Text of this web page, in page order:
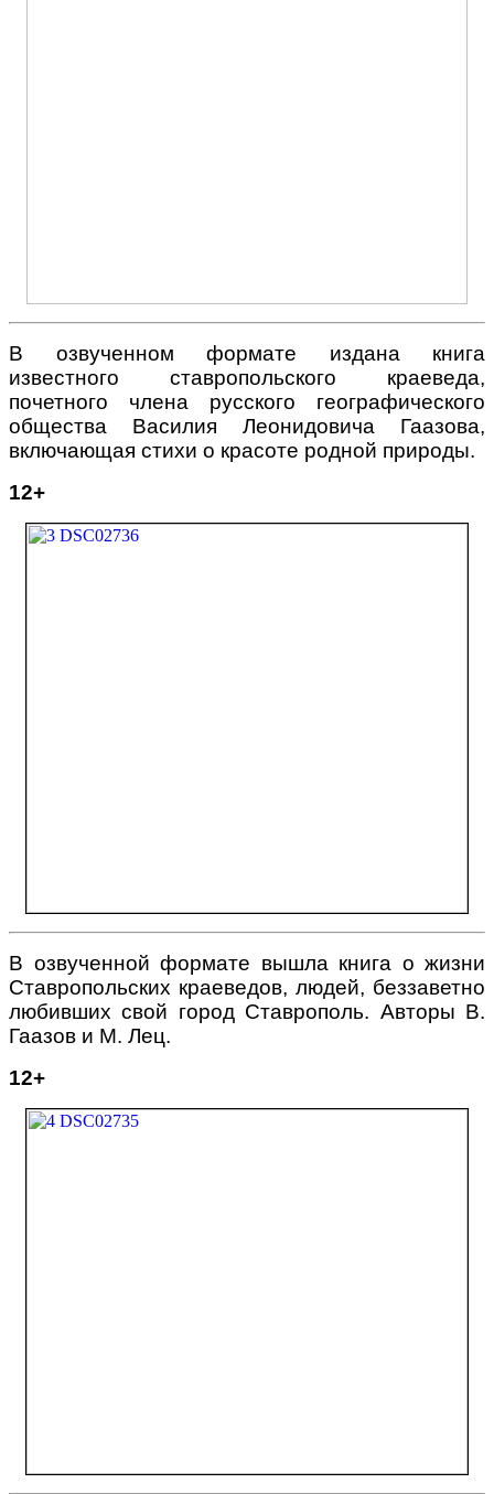
В озвученном формате издана книга
известного ставропольского краеведа,
почетного члена русского географического
общества Василия Леонидовича Гаазова,
включающая стихи о красоте родной природы.
12+
В озвученной формате вышла книга о жизни
Ставропольских краеведов, людей, беззаветно
любивших свой город Ставрополь. Авторы В.
Гаазов и М. Лец.
12+